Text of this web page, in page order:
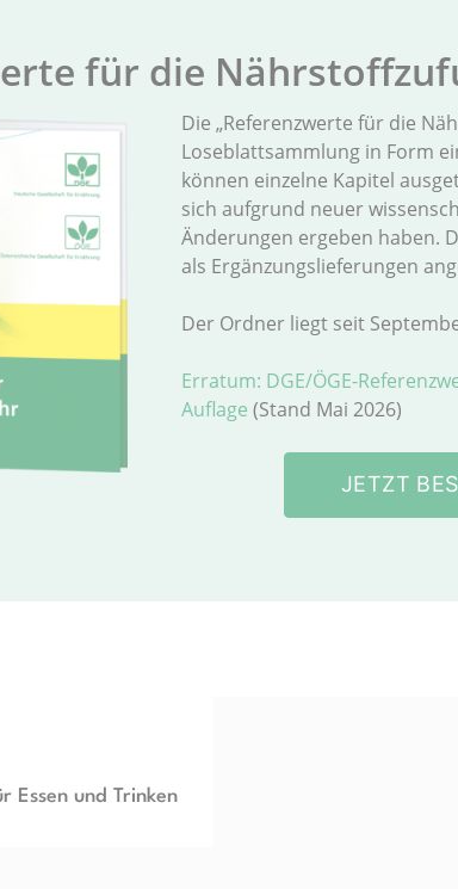
für die
Die „Referenzwerte für die
Loseblattsammlung in Form
können einzelne Kapitel
sich aufgrund neuer
Änderungen ergeben haben.
als Ergänzungslieferungen
Der Ordner liegt seit
Erratum: DGE/ÖGE-
Auflage (Stand Mai 2026)
JETZT
Essen und Trinken